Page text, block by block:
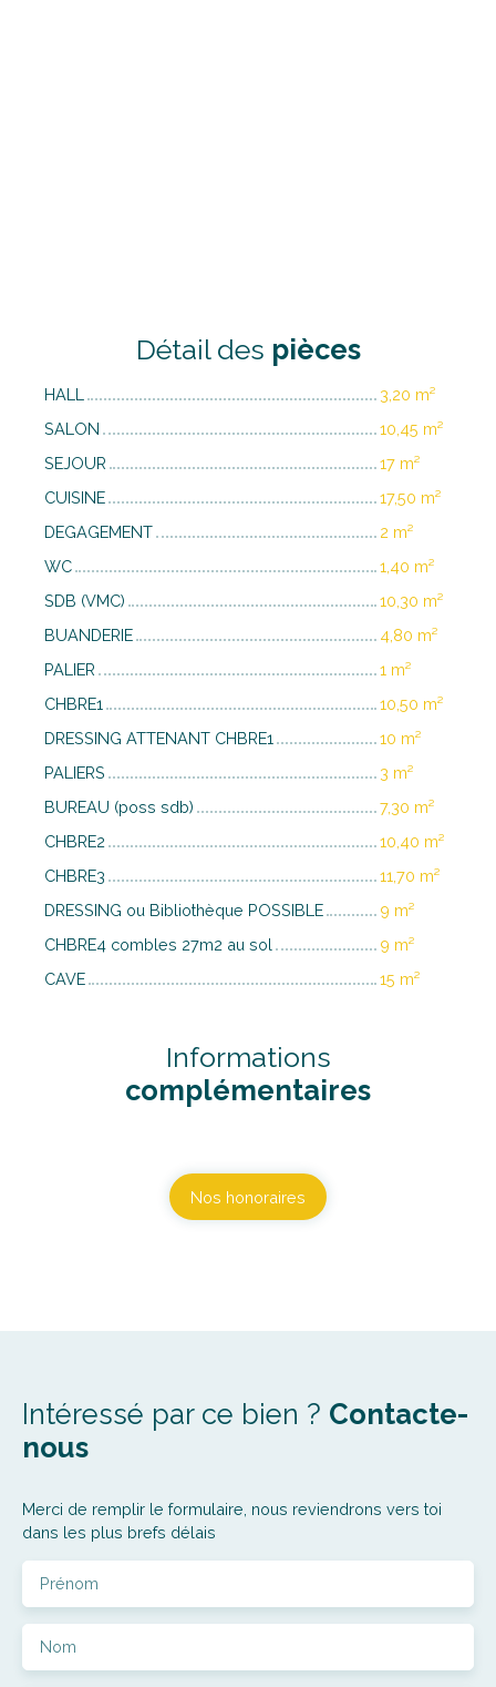
Détail des pièces
HALL
3,20 m²
SALON
10,45 m²
SEJOUR
17 m²
CUISINE
17,50 m²
DEGAGEMENT
2 m²
WC
1,40 m²
SDB (VMC)
10,30 m²
BUANDERIE
4,80 m²
PALIER
1 m²
CHBRE1
10,50 m²
DRESSING ATTENANT CHBRE1
10 m²
PALIERS
3 m²
BUREAU (poss sdb)
7,30 m²
CHBRE2
10,40 m²
CHBRE3
11,70 m²
DRESSING ou Bibliothèque POSSIBLE
9 m²
CHBRE4 combles 27m2 au sol
9 m²
CAVE
15 m²
Informations
complémentaires
Nos honoraires
Intéressé par ce bien ? Contacte-
nous
Merci de remplir le formulaire, nous reviendrons vers toi
dans les plus brefs délais
Prénom
Nom